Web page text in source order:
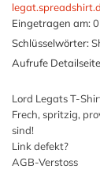
Eingetragen am:
Schlüsselwörter:
Aufrufe
Lord Legats T-
Frech, spritzig,
sind!
Link defekt?
AGB-Verstoss